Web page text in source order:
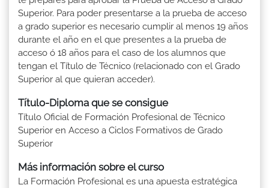
Superior. Para poder presentarse a la prueba de acceso
a grado superior es necesario cumplir al menos 19 años
durante el año en el que presentes a la prueba de
acceso ó 18 años para el caso de los alumnos que
tengan el Título de Técnico (relacionado con el Grado
Superior al que quieran acceder).
Título-Diploma que se consigue
Título Oficial de Formación Profesional de Técnico
Superior en Acceso a Ciclos Formativos de Grado
Superior
Más información sobre el curso
La Formación Profesional es una apuesta estratégica